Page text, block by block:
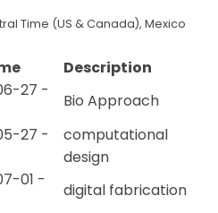
Time (US & Canada), Mexico
Description
27 -
Bio Approach
27 -
computational
design
01 -
digital fabrication